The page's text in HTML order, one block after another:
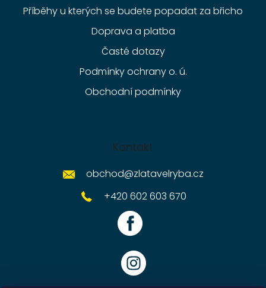
Příběhy u kterých se budete popadat za břicho
Doprava a platba
Časté dotazy
Podmínky ochrany o. ú.
Obchodní podmínky
Kontakt
obchod@zlatavelryba.cz
+420 602 603 670